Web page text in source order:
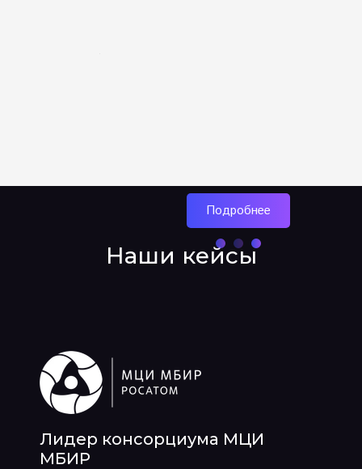
Подробнее
Наши кейсы
Лидер консорциума МЦИ
МБИР